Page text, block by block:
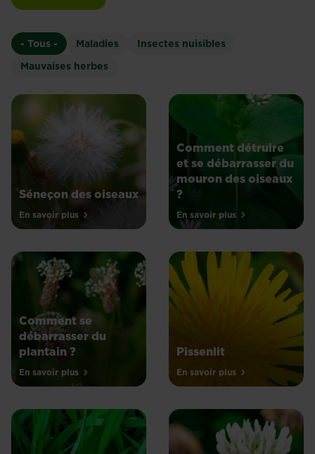
- Tous - Maladies
Insectes nuisibles
Mauvaises herbes
Séneçon des oiseaux
En savoir plus
Comment détruire
et se débarrasser du
mouron des oiseaux
?
En savoir plus
Comment se
débarrasser du
plantain ?
En savoir plus
Pissenlit
En savoir plus